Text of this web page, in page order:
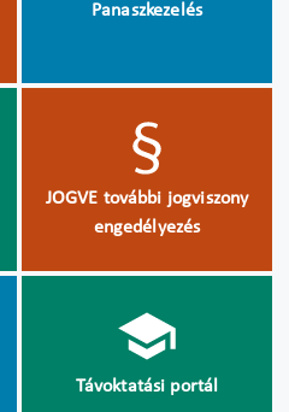
Panaszkezelés
JOGVE további jogviszony
engedélyezés
Távoktatási portál